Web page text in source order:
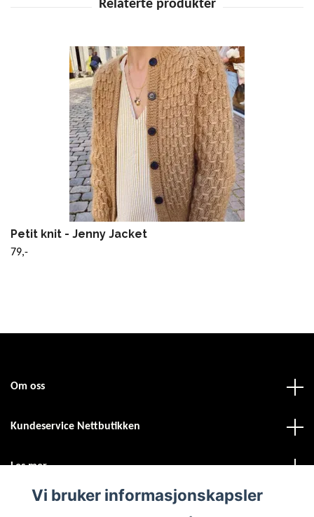
Petit knit - Jenny Jacket
79,-
Om oss
Kundeservice Nettbutikken
Les mer
Vi bruker informasjonskapsler